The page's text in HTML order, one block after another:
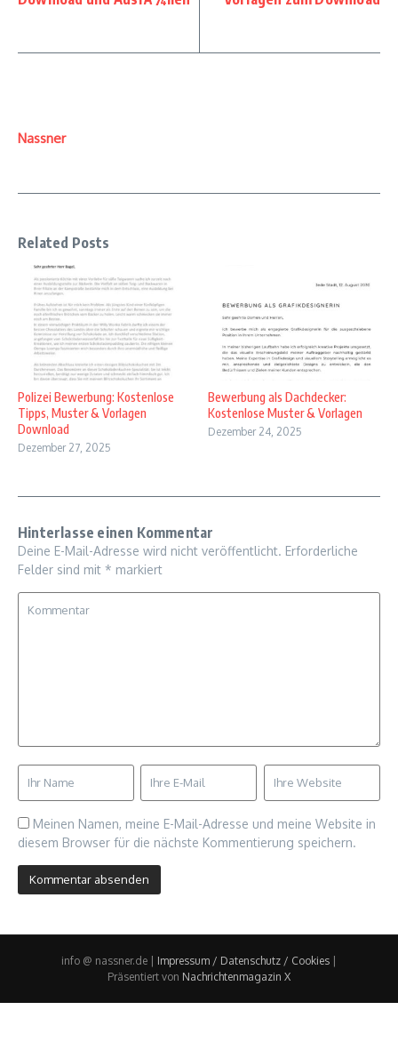
Nassner
Related Posts
Polizei Bewerbung: Kostenlose
Tipps, Muster & Vorlagen
Download
Dezember 27, 2025
Bewerbung als Dachdecker:
Kostenlose Muster & Vorlagen
Dezember 24, 2025
Hinterlasse einen Kommentar
Deine E-Mail-Adresse wird nicht veröffentlicht. Erforderliche
Felder sind mit * markiert
Meinen Namen, meine E-Mail-Adresse und meine Website in
diesem Browser für die nächste Kommentierung speichern.
info @ nassner.de | Impressum / Datenschutz / Cookies |
Präsentiert von Nachrichtenmagazin X